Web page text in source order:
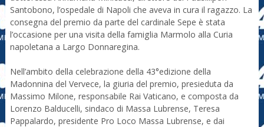
Santobono, l’ospedale di Napoli che aveva in cura il ragazzo. La
consegna del premio da parte del cardinale Sepe è stata
l’occasione per una visita della famiglia Marmolo alla Curia
napoletana a Largo Donnaregina.
Nell’ambito della celebrazione della 43°edizione della
Madonnina del Vervece, la giuria del premio, presieduta da
Massimo Milone, responsabile Rai Vaticano, e composta da
Lorenzo Balducelli, sindaco di Massa Lubrense, Teresa
Pappalardo, presidente Pro Loco Massa Lubrense, e dai